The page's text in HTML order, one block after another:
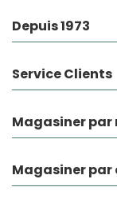
Depuis 1973
Service Clients
Magasiner par
Magasiner